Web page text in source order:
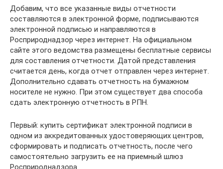
Добавим, что все указанные виды отчетности
составляются в электронной форме, подписываются
электронной подписью и направляются в
Росприроднадзор через интернет. На официальном
сайте этого ведомства размещены бесплатные сервисы
для составления отчетности. Датой представления
считается день, когда отчет отправлен через интернет.
Дополнительно сдавать отчетность на бумажном
носителе не нужно. При этом существует два способа
сдать электронную отчетность в РПН.
Первый: купить сертификат электронной подписи в
одном из аккредитованных удостоверяющих центров,
сформировать и подписать отчетность, после чего
самостоятельно загрузить ее на приемный шлюз
Росприроднадзора.